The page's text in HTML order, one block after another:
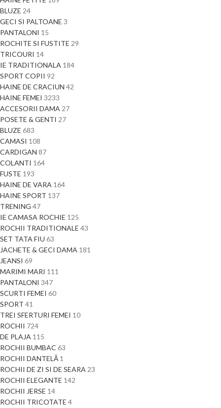
BLUZE 24
GECI SI PALTOANE 3
PANTALONI 15
ROCHITE SI FUSTITE 29
TRICOURI 14
IE TRADITIONALA 184
SPORT COPII 92
HAINE DE CRACIUN 42
HAINE FEMEI 3233
ACCESORII DAMA 27
POSETE & GENTI 27
BLUZE 683
CAMASI 108
CARDIGAN 87
COLANTI 164
FUSTE 193
HAINE DE VARA 164
HAINE SPORT 137
TRENING 47
IE CAMASA ROCHIE 125
ROCHII TRADITIONALE 43
SET TATA FIU 63
JACHETE & GECI DAMA 181
JEANSI 69
MARIMI MARI 111
PANTALONI 347
SCURTI FEMEI 60
SPORT 41
TREI SFERTURI FEMEI 10
ROCHII 724
DE PLAJA 115
ROCHII BUMBAC 63
ROCHII DANTELĂ 1
ROCHII DE ZI SI DE SEARA 23
ROCHII ELEGANTE 142
ROCHII JERSE 14
ROCHII TRICOTATE 4